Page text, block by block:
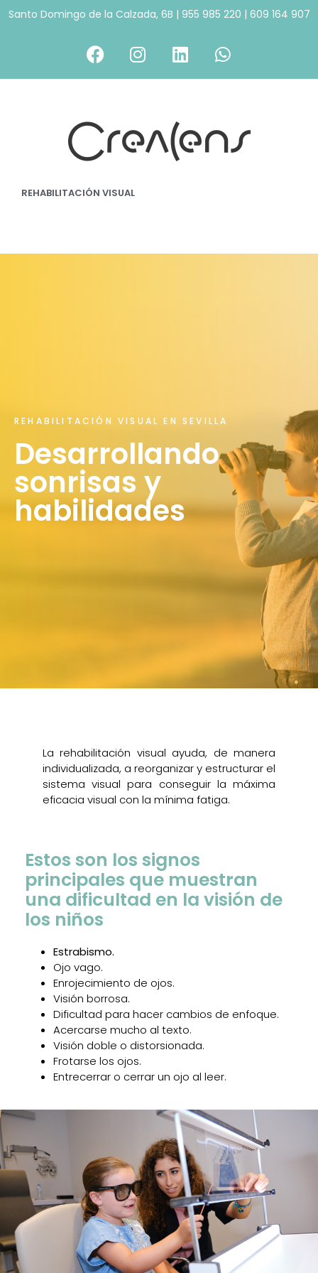
Santo Domingo de la Calzada, 6B | 955 985 220 | 609 164 907
REHABILITACIÓN VISUAL
REHABILITACIÓN VISUAL EN SEVILLA
Desarrollando
sonrisas y
habilidades
La rehabilitación visual ayuda, de manera
individualizada, a reorganizar y estructurar el
sistema visual para conseguir la máxima
eficacia visual con la mínima fatiga.
Estos son los signos
principales que muestran
una dificultad en la visión de
los niños
Estrabismo.
Ojo vago.
Enrojecimiento de ojos.
Visión borrosa.
Dificultad para hacer cambios de enfoque.
Acercarse mucho al texto.
Visión doble o distorsionada.
Frotarse los ojos.
Entrecerrar o cerrar un ojo al leer.